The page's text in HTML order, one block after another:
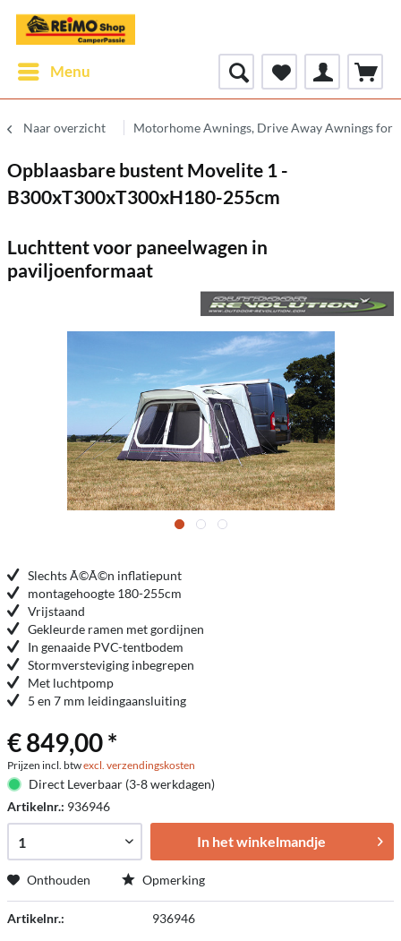
Menu
Naar overzicht Motorhome Awnings, Drive Away Awnings for
Opblaasbare bustent Movelite 1 -
B300xT300xT300xH180-255cm
Luchttent voor paneelwagen in
paviljoenformaat
Slechts Ã©Ã©n inflatiepunt
montagehoogte 180-255cm
Vrijstaand
Gekleurde ramen met gordijnen
In genaaide PVC-tentbodem
Stormversteviging inbegrepen
Met luchtpomp
5 en 7 mm leidingaansluiting
€ 849,00 *
Prijzen incl. btwexcl. verzendingskosten
Direct Leverbaar (3-8 werkdagen)
Artikelnr.: 936946
In het winkelmandje
Onthouden Opmerking
Artikelnr.: 936946